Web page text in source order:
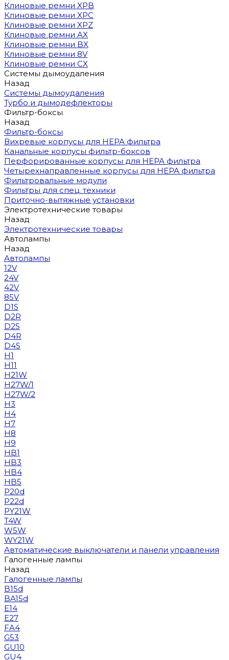
Клиновые ремни XPB
Клиновые ремни XPC
Клиновые ремни XPZ
Клиновые ремни AX
Клиновые ремни BX
Клиновые ремни 8V
Клиновые ремни CX
Системы дымоудаления
Назад
Системы дымоудаления
Турбо и дымодефлекторы
Фильтр-боксы
Назад
Фильтр-боксы
Вихревые корпусы для HEPA фильтра
Канальные корпусы фильтр-боксов
Перфорированные корпусы для HEPA фильтра
Четырехнаправленные корпусы для HEPA фильтра
Фильтровальные модули
Фильтры для спец. техники
Приточно-вытяжные установки
Электротехнические товары
Назад
Электротехнические товары
Автолампы
Назад
Автолампы
12V
24V
42V
85V
D1S
D2R
D2S
D4R
D4S
H1
H11
H21W
H27W/1
H27W/2
H3
H4
H7
H8
H9
HB1
HB3
HB4
HB5
P20d
P22d
PY21W
T4W
W5W
WY21W
Автоматические выключатели и панели управления
Галогенные лампы
Назад
Галогенные лампы
B15d
BA15d
E14
E27
FA4
G53
GU10
GU4